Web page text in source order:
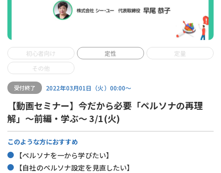
初心者向け 定性
定量
その他
受付終了 2022年03月01日（火）00:00〜
【動画セミナー】今だから必要「ペルソナの再理
解」～前編・学ぶ～ 3/1(火)
このような方におすすめ
【ペルソナを一から学びたい】
【自社のペルソナ設定を見直したい】